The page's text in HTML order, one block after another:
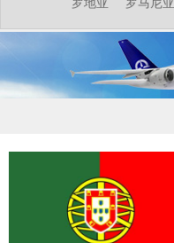
罗地亚 罗马尼亚